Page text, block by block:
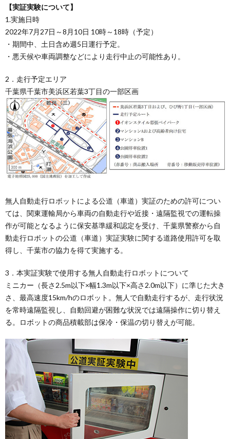
【実証実験について】
1.実施日時
2022年7月27日～8月10日 10時～18時（予定）
・期間中、土日含め週5日運行予定。
・悪天候や車両調整などにより走行中止の可能性あり。
2．走行予定エリア
千葉県千葉市美浜区若葉3丁目の一部区画
無人自動走行ロボットによる公道（車道）実証のための許可につい
ては、関東運輸局から車両の自動走行や近接・遠隔監視での運転操
作が可能となるように保安基準緩和認定を受け、千葉県警察から自
動走行ロボットの公道（車道）実証実験に関する道路使用許可を取
得し、千葉市の協力を得て実施する。
3．本実証実験で使用する無人自動走行ロボットについて
ミニカー（長さ2.5m以下×幅1.3m以下×高さ2.0m以下）に準じた大き
さ、最高速度15km/hのロボット。無人で自動走行するが、走行状況
を常時遠隔監視し、自動回避が困難な状況では遠隔操作に切り替え
る。ロボットの商品積載部は保冷・保温の切り替えが可能。